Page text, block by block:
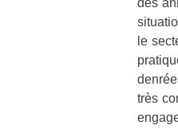
des
le
très